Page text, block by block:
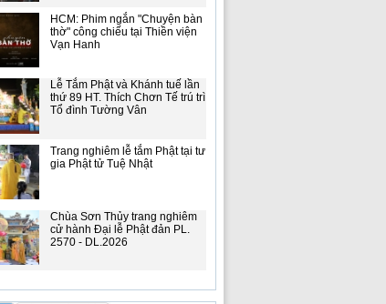
HCM: Phim ngắn "Chuyện bàn
thờ" công chiếu tại Thiền viện
Vạn Hanh
Lễ Tắm Phật và Khánh tuế lần
thứ 89 HT. Thích Chơn Tế trú trì
Tổ đình Tường Vân
Trang nghiêm lễ tắm Phật tại tư
gia Phật tử Tuệ Nhật
Chùa Sơn Thủy trang nghiêm
cử hành Đại lễ Phật đản PL.
2570 - DL.2026